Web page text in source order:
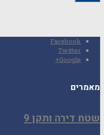
Facebook
Twitter
Google+
מאמרים
שטח דירה ותקן 9